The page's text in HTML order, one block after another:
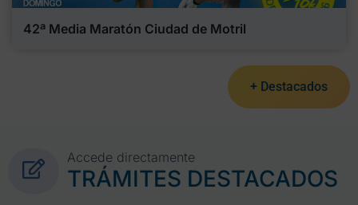
42ª Media Maratón Ciudad de Motril
+ Destacados
Accede directamente
TRÁMITES DESTACADOS